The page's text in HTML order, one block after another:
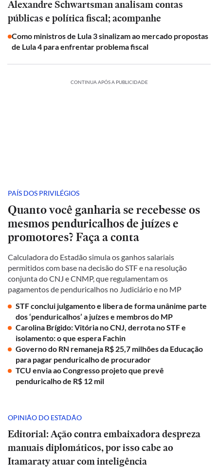
Alexandre Schwartsman analisam contas
públicas e política fiscal; acompanhe
Como ministros de Lula 3 sinalizam ao mercado propostas
de Lula 4 para enfrentar problema fiscal
CONTINUA APÓS A PUBLICIDADE
PAÍS DOS PRIVILÉGIOS
Quanto você ganharia se recebesse os
mesmos penduricalhos de juízes e
promotores? Faça a conta
Calculadora do Estadão simula os ganhos salariais
permitidos com base na decisão do STF e na resolução
conjunta do CNJ e CNMP, que regulamentam os
pagamentos de penduricalhos no Judiciário e no MP
STF conclui julgamento e libera de forma unânime parte
dos ‘penduricalhos’ a juízes e membros do MP
Carolina Brígido: Vitória no CNJ, derrota no STF e
isolamento: o que espera Fachin
Governo do RN remaneja R$ 25,7 milhões da Educação
para pagar penduricalho de procurador
TCU envia ao Congresso projeto que prevê
penduricalho de R$ 12 mil
OPINIÃO DO ESTADÃO
Editorial: Ação contra embaixadora despreza
manuais diplomáticos, por isso cabe ao
Itamaraty atuar com inteligência